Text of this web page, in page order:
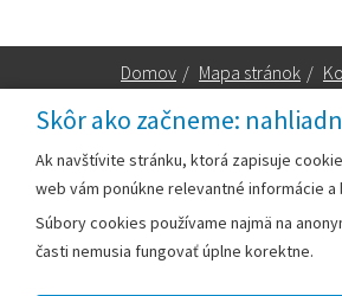
Skôr ako začneme:
Ak navštívite stránku, ktorá zapisuje
web vám ponúkne relevantné informácie
Súbory cookies používame najmä na
časti nemusia fungovať úplne korektne.
Domov / Mapa stránok /
Mestský
Hlohovská